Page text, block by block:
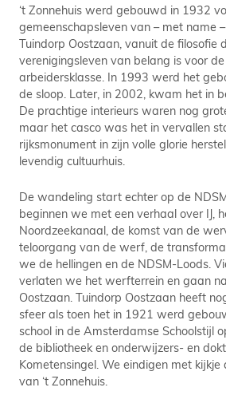
‘t Zonnehuis werd gebouwd in 1932
gemeenschapsleven van – met name
Tuindorp Oostzaan, vanuit de filosofie
verenigingsleven van belang is voor
arbeidersklasse. In 1993 werd het
de sloop. Later, in 2002, kwam het in
De prachtige interieurs waren nog
maar het casco was het in vervallen
rijksmonument in zijn volle glorie
levendig cultuurhuis.
De wandeling start echter op de
beginnen we met een verhaal over IJ,
Noordzeekanaal, de komst van de
teloorgang van de werf, de
we de hellingen en de NDSM-Loods.
verlaten we het werfterrein en gaan
Oostzaan. Tuindorp Oostzaan heeft
sfeer als toen het in 1921 werd
school in de Amsterdamse Schoolstijl
de bibliotheek en onderwijzers- en
Kometensingel. We eindigen met
van ‘t Zonnehuis.